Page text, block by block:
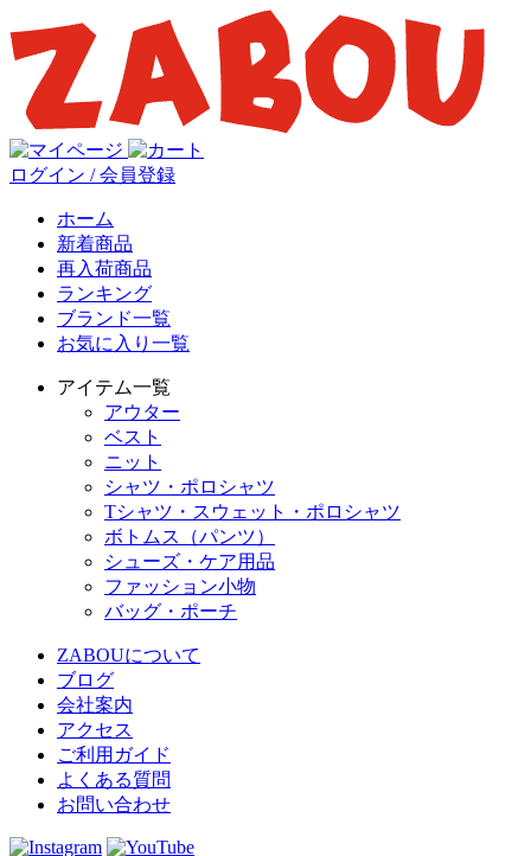
ログイン / 会員登録
ホーム
新着商品
再入荷商品
ランキング
ブランド一覧
お気に入り一覧
アイテム一覧
アウター
ベスト
ニット
シャツ・ポロシャツ
Tシャツ・スウェット・ポロシャツ
ボトムス（パンツ）
シューズ・ケア用品
ファッション小物
バッグ・ポーチ
ZABOUについて
ブログ
会社案内
アクセス
ご利用ガイド
よくある質問
お問い合わせ